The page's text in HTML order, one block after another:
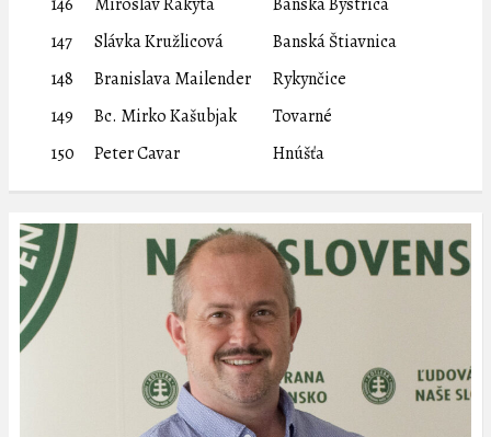
147
Slávka Kružlicová
Banská Štiavnica
148
Branislava Mailender
Rykynčice
149
Bc. Mirko Kašubjak
Tovarné
150
Peter Cavar Hnúšťa